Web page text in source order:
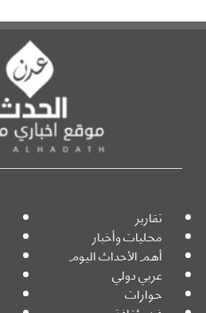
تقارير
محليات وأخبار
أهم الأحداث اليوم
عربي دولي
حوارات